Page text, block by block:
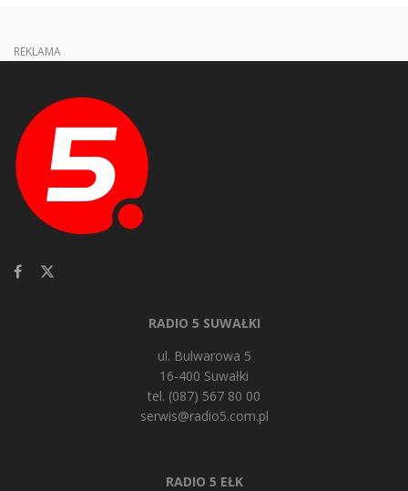
REKLAMA
RADIO 5 SUWAŁKI
ul. Bulwarowa 5
16-400 Suwałki
tel. (087) 567 80 00
serwis@radio5.com.pl
RADIO 5 EŁK